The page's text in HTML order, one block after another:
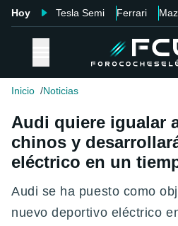
Hoy Tesla Semi Ferrari
Inicio Noticias
Audi quiere igualar
chinos y
eléctrico en un
Audi se ha puesto como
nuevo deportivo eléctrico